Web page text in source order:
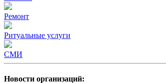
Ремонт
Ритуальные услуги
СМИ
Новости организаций: